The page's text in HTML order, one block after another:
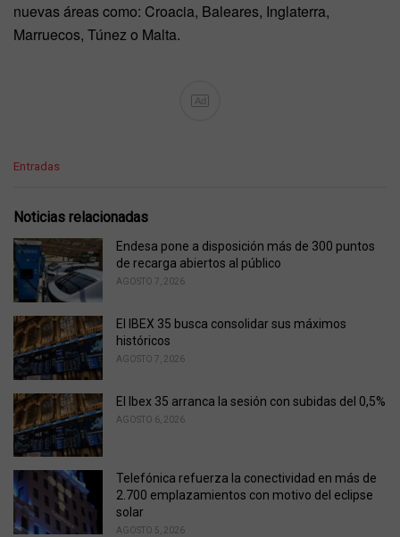
nuevas áreas como: Croacia, Baleares, Inglaterra,
Marruecos, Túnez o Malta.
Ad
C
e
o
r
i
:
Entradas
Noticias relacionadas
Endesa pone a disposición más de 300 puntos
de recarga abiertos al público
AGOSTO 7, 2026
El IBEX 35 busca consolidar sus máximos
históricos
AGOSTO 7, 2026
El Ibex 35 arranca la sesión con subidas del 0,5%
AGOSTO 6, 2026
Telefónica refuerza la conectividad en más de
2.700 emplazamientos con motivo del eclipse
solar
AGOSTO 5, 2026